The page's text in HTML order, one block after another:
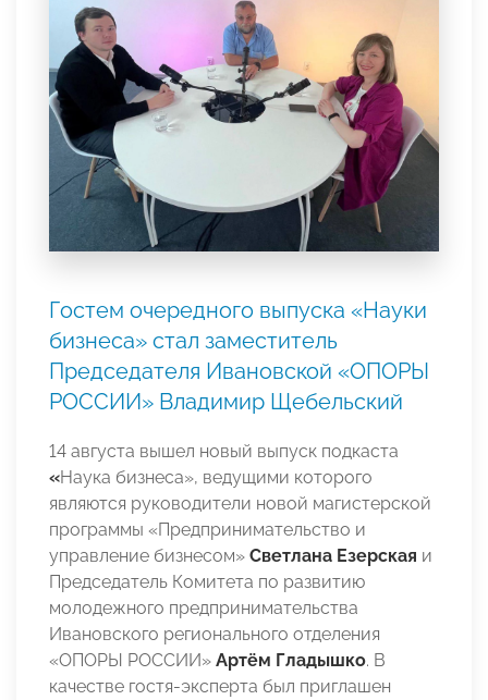
Гостем очередного выпуска «Науки
бизнеса» стал заместитель
Председателя Ивановской «ОПОРЫ
РОССИИ» Владимир Щебельский
14 августа вышел новый выпуск подкаста
«Наука бизнеса», ведущими которого
являются руководители новой магистерской
программы «Предпринимательство и
управление бизнесом» Светлана Езерская и
Председатель Комитета по развитию
молодежного предпринимательства
Ивановского регионального отделения
«ОПОРЫ РОССИИ» Артём Гладышко. В
качестве гостя-эксперта был приглашен